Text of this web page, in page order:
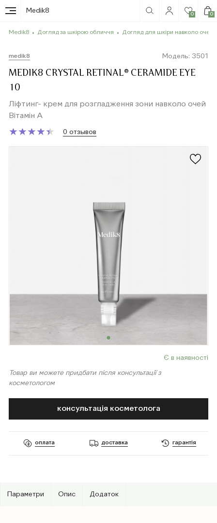
Medik8
0 0
Medik8 Догляд за шкірою обличчя Догляд для шкіри навколо очей
medik8 Модель: 3501
MEDIK8 CRYSTAL RETINAL® CERAMIDE EYE
10
Ліфтинг- крем для розгладження зони навколо очей
Вітамін А
★
★★
★★
★★
★★
★ 0 отзывов
Є в наявності
Товар ви можете придбати після консультації з
косметологом
консультація косметолога
оплата доставка гарантія
Параметри Опис Додаток